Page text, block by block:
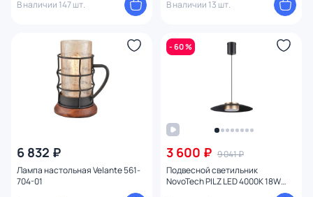
В наличии 147 шт. В наличии 13 шт.
6 832 ₽
Лампа настольная Velante 561-
704-01
- 60 %
3 600 ₽ 9 041 ₽
Подвесной светильник
NovoTech PILZ LED 4000K 18W